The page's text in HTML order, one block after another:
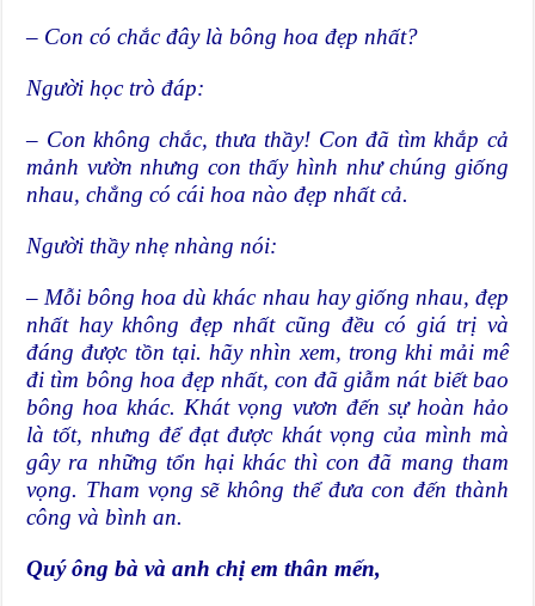
– Con có chắc đây là bông hoa đẹp nhất?
Người học trò đáp:
– Con không chắc, thưa thầy! Con đã tìm khắp cả
mảnh vườn nhưng con thấy hình như chúng giống
nhau, chẳng có cái hoa nào đẹp nhất cả.
Người thầy nhẹ nhàng nói:
– Mỗi bông hoa dù khác nhau hay giống nhau, đẹp
nhất hay không đẹp nhất cũng đều có giá trị và
đáng được tồn tại. hãy nhìn xem, trong khi mải mê
đi tìm bông hoa đẹp nhất, con đã giẫm nát biết bao
bông hoa khác. Khát vọng vươn đến sự hoàn hảo
là tốt, nhưng để đạt được khát vọng của mình mà
gây ra những tổn hại khác thì con đã mang tham
vọng. Tham vọng sẽ không thể đưa con đến thành
công và bình an.
Quý ông bà và anh chị em thân mến,